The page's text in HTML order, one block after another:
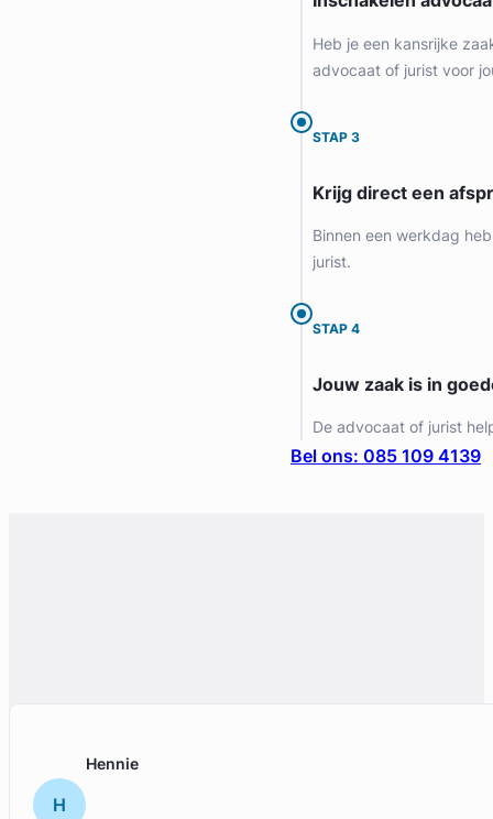
Heb je een kansrijke
advocaat of jurist voor
STAP 3
Krijg direct een
Binnen een werkdag
jurist.
STAP 4
Jouw zaak is in
De advocaat of jurist
Bel ons: 085 109 4139
H
Hennie